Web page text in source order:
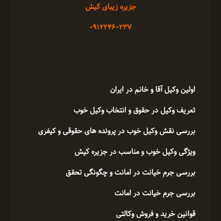
جزیره زیبای کیش
09122460237
اولین وکیل آقا و خانم در ایران
تعریف وکیل در حقوق و انتخاب وکیل خوب
بررسی نقش وکیل خوب در پرونده های حقوقی و کیفری
ویژگی وکیل خوب و مناسب در جزیره کیش
بررسی جرم خیانت در امانت و چگونگی تحقق
بررسی جرم خیانت در امانت
قوانین خرید و فروش وکالتی